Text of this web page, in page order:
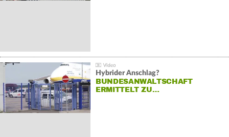
Hybrider Anschlag?
BUNDESANWALTSCHAFT
ERMITTELT ZU…